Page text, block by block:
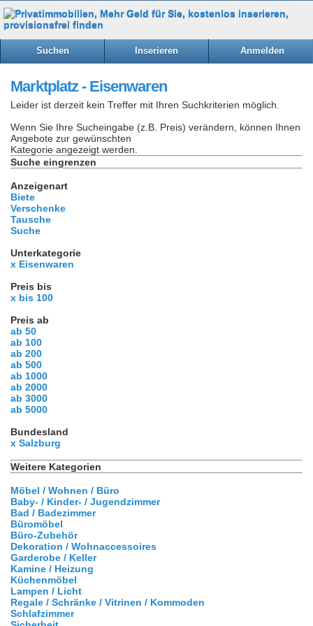
Suchen Inserieren Anmelden
Marktplatz - Eisenwaren
Leider ist derzeit kein Treffer mit Ihren Suchkriterien möglich.
Wenn Sie Ihre Sucheingabe (z.B. Preis) verändern, können Ihnen
Angebote zur gewünschten
Kategorie angezeigt werden.
Suche eingrenzen
Anzeigenart
Biete
Verschenke
Tausche
Suche
Unterkategorie
x Eisenwaren
Preis bis
x bis 100
Preis ab
ab 50
ab 100
ab 200
ab 500
ab 1000
ab 2000
ab 3000
ab 5000
Bundesland
x Salzburg
Weitere Kategorien
Möbel / Wohnen / Büro
Baby- / Kinder- / Jugendzimmer
Bad / Badezimmer
Büromöbel
Büro-Zubehör
Dekoration / Wohnaccessoires
Garderobe / Keller
Kamine / Heizung
Küchenmöbel
Lampen / Licht
Regale / Schränke / Vitrinen / Kommoden
Schlafzimmer